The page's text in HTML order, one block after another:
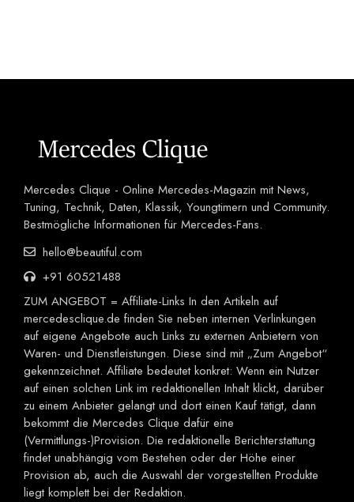
Mercedes Clique - Online Mercedes-Magazin mit News,
Tuning, Technik, Daten, Klassik, Youngtimern und Community.
Bestmögliche Informationen für Mercedes-Fans.
hello@beautiful.com
+91 60521488
ZUM ANGEBOT = Affiliate-Links In den Artikeln auf
mercedesclique.de finden Sie neben internen Verlinkungen
auf eigene Angebote auch Links zu externen Anbietern von
Waren- und Dienstleistungen. Diese sind mit „Zum Angebot“
gekennzeichnet. Affiliate bedeutet konkret: Wenn ein Nutzer
auf einen solchen Link im redaktionellen Inhalt klickt, darüber
zu einem Anbieter gelangt und dort einen Kauf tätigt, dann
bekommt die Mercedes Clique dafür eine
(Vermittlungs-)Provision. Die redaktionelle Berichterstattung
findet unabhängig vom Bestehen oder der Höhe einer
Provision ab, auch die Auswahl der vorgestellten Produkte
liegt komplett bei der Redaktion.